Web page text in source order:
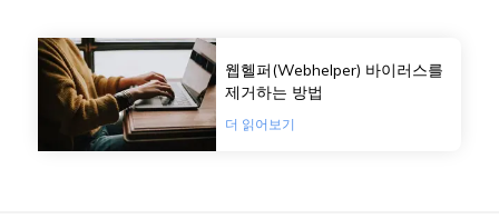
웹헬퍼(Webhelper) 바이러스를
제거하는 방법
더 읽어보기